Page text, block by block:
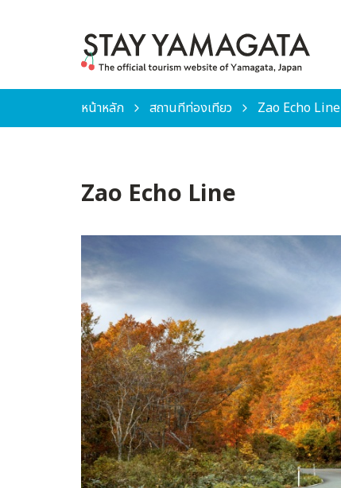
หน้าหลัก สถานที่ท่องเที่ยว Zao Echo Line
Zao Echo Line